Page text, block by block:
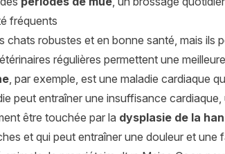
fréquents
chats robustes et en bonne santé, mais ils
régulières permettent une
, par exemple, est une maladie cardiaque
peut entraîner une insuffisance
être touchée par la dysplasie de la
et qui peut entraîner une douleur et